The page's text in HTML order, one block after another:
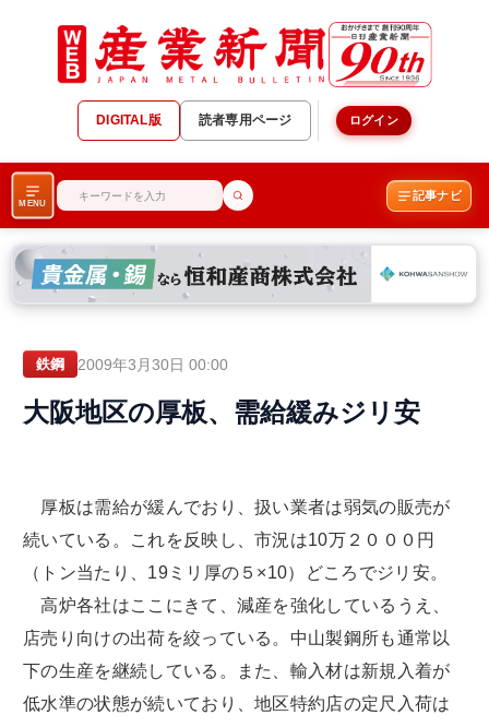
DIGITAL版 読者専用ページ ログイン
MENU
記事ナビ
鉄鋼 2009年3月30日 00:00
大阪地区の厚板、需給緩みジリ安
厚板は需給が緩んでおり、扱い業者は弱気の販売が
続いている。これを反映し、市況は10万２０００円
（トン当たり、19ミリ厚の５×10）どころでジリ安。
高炉各社はここにきて、減産を強化しているうえ、
店売り向けの出荷を絞っている。中山製鋼所も通常以
下の生産を継続している。また、輸入材は新規入着が
低水準の状態が続いており、地区特約店の定尺入荷は